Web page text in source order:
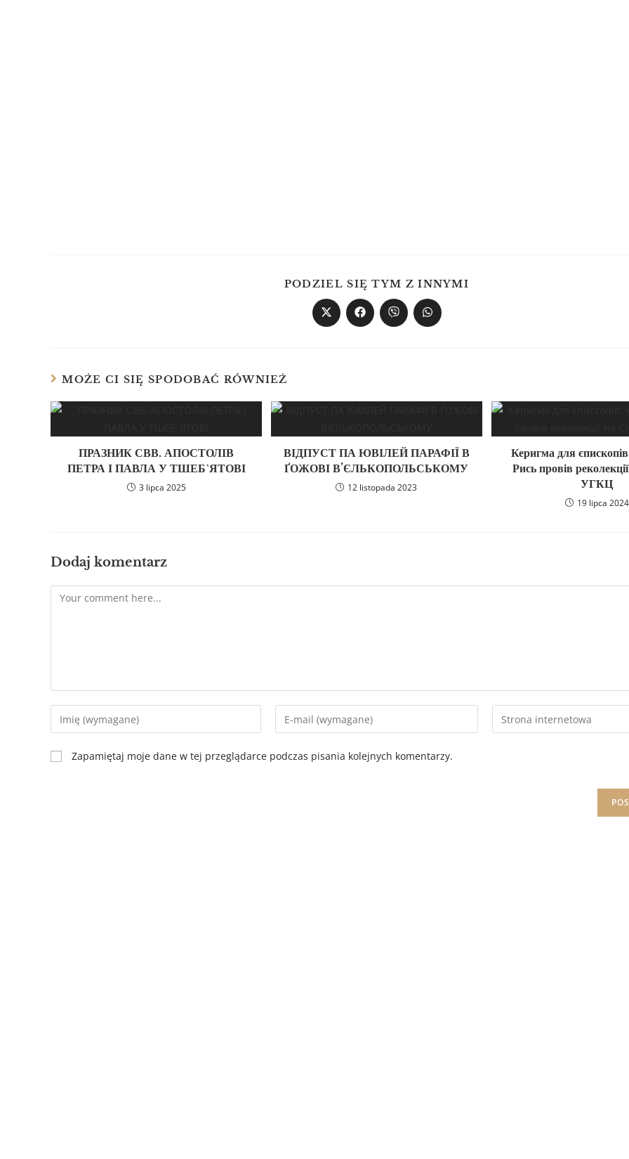
PODZIEL SIĘ TYM Z INNYMI
MOŻE CI SIĘ SPODOBAĆ RÓWNIEŻ
ПРАЗНИК СВВ. АПОСТОЛІВ
ПЕТРА І ПАВЛА У ТШЕБ`ЯТОВІ
3 lipca 2025
ВІДПУСТ ПА ЮВІЛЕЙ ПАРАФІЇ В
ҐОЖОВІ В’ЄЛЬКОПОЛЬСЬКОМУ
12 listopada 2023
Керигма для
Рись провів
УГКЦ
19 lipca 2024
Dodaj komentarz
Zapamiętaj moje dane w tej przeglądarce podczas pisania kolejnych komentarzy.